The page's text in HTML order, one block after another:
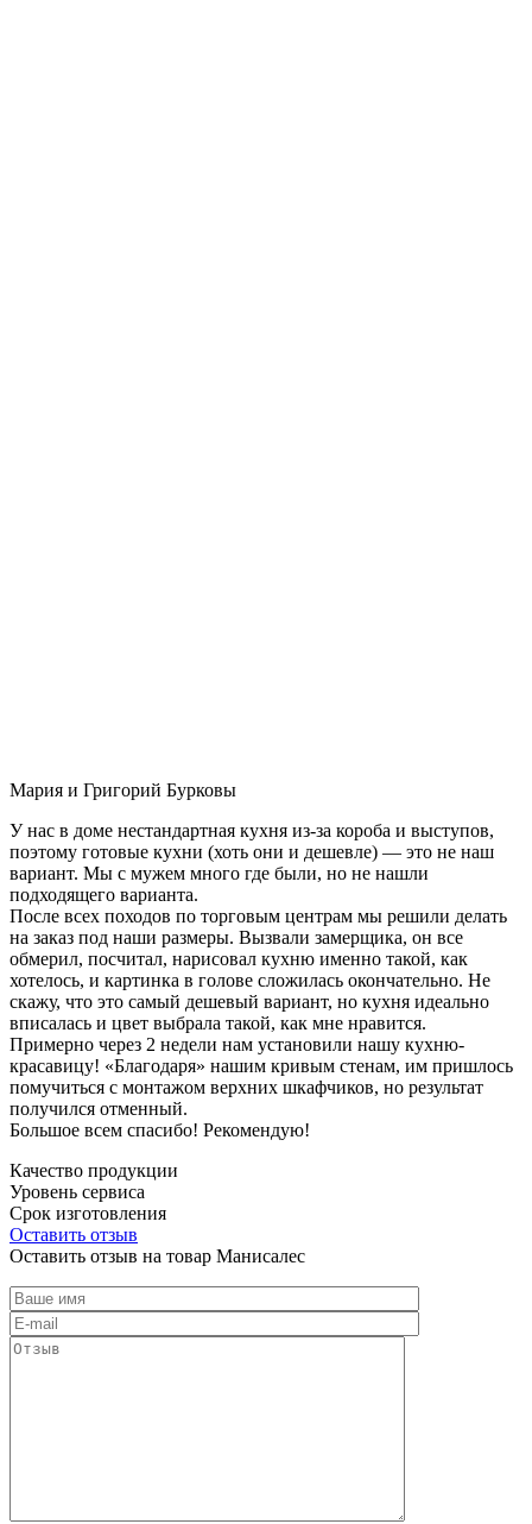
Мария и Григорий Бурковы
У нас в доме нестандартная кухня из-за короба и выступов,
поэтому готовые кухни (хоть они и дешевле) — это не наш
вариант. Мы с мужем много где были, но не нашли
подходящего варианта.
После всех походов по торговым центрам мы решили делать
на заказ под наши размеры. Вызвали замерщика, он все
обмерил, посчитал, нарисовал кухню именно такой, как
хотелось, и картинка в голове сложилась окончательно. Не
скажу, что это самый дешевый вариант, но кухня идеально
вписалась и цвет выбрала такой, как мне нравится.
Примерно через 2 недели нам установили нашу кухню-
красавицу! «Благодаря» нашим кривым стенам, им пришлось
помучиться с монтажом верхних шкафчиков, но результат
получился отменный.
Большое всем спасибо! Рекомендую!
Качество продукции
Уровень сервиса
Срок изготовления
Оставить отзыв
Оставить отзыв на товар Манисалес